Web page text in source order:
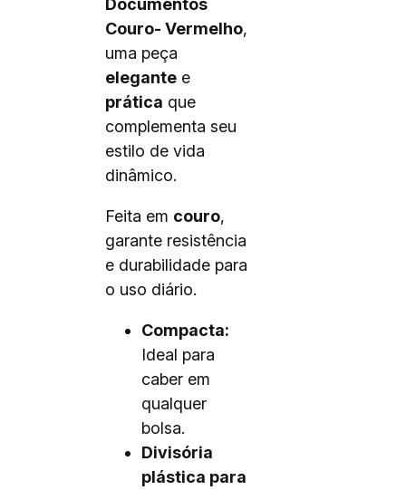
Documentos
Couro- Vermelho,
uma peça
elegante e
prática que
complementa seu
estilo de vida
dinâmico.
Feita em couro,
garante resistência
e durabilidade para
o uso diário.
Compacta:
Ideal para
caber em
qualquer
bolsa.
Divisória
plástica para